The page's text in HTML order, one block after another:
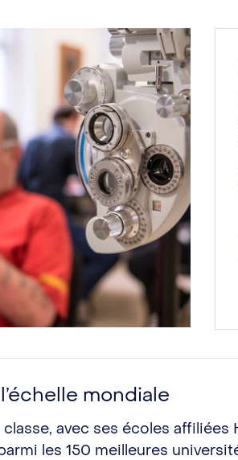
mondiale
classe, avec ses écoles
les 150 meilleures